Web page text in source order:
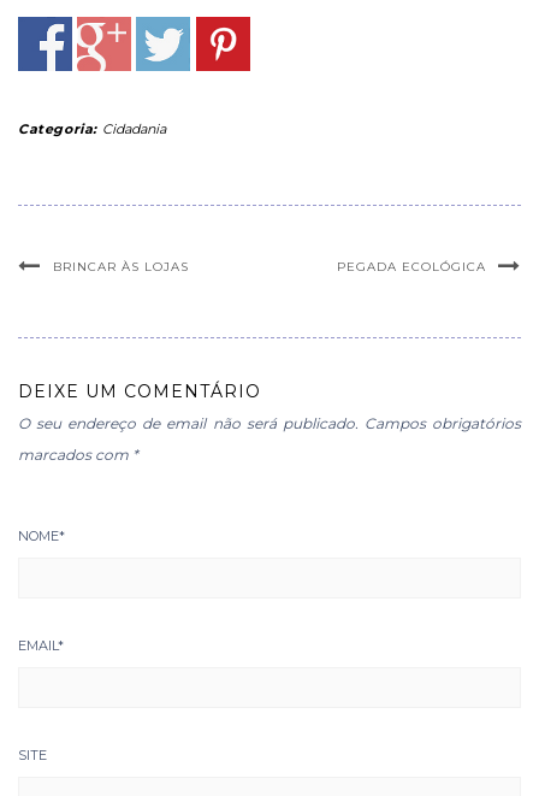
Categoria: Cidadania
BRINCAR ÀS LOJAS PEGADA ECOLÓGICA
DEIXE UM COMENTÁRIO
O seu endereço de email não será publicado. Campos obrigatórios
marcados com *
NOME*
EMAIL*
SITE